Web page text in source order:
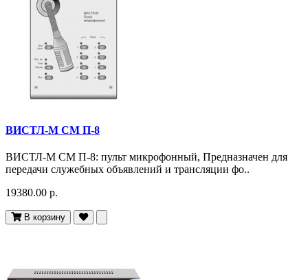
ВИСТЛ-М СМ П-8
ВИСТЛ-М СМ П-8: пульт микрофонный, Предназначен для
передачи служебных объявлений и трансляции фо..
19380.00 р.
В корзину